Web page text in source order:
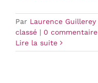
Par Laurence Guillerey
classé | 0 commentaire
Lire la suite